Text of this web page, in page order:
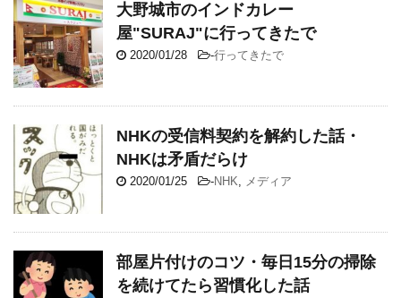
大野城市のインドカレー
屋"SURAJ"に行ってきたで
2020/01/28 -行ってきたで
NHKの受信料契約を解約した話・
NHKは矛盾だらけ
2020/01/25 -NHK メディア
部屋片付けのコツ・毎日15分の掃除
を続けてたら習慣化した話